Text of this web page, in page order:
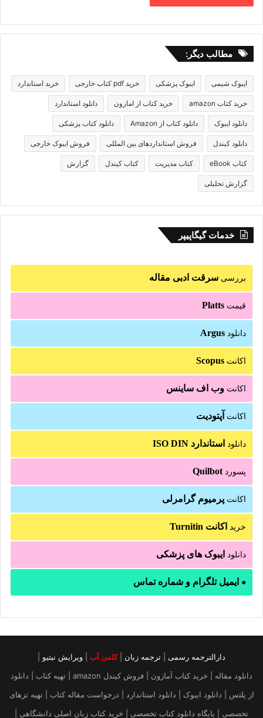
مطالب دیگر:
ایبوک شیمی ایبوک پزشکی خرید pdf کتاب خارجی خرید استاندارد
خرید کتاب amazon خرید کتاب از امازون دانلود استاندارد
دانلود ایبوک دانلود کتاب از Amazon دانلود کتاب پزشکی
دانلود کیندل فروش استانداردهای بین المللی فروش ایبوک خارجی
کتاب eBook کتاب مدیریت کتاب کیندل گزارش
گزارش تحلیلی
خدمات گیگاپیپر
بررسی سرقت ادبی مقاله
قیمت Platts
دانلود Argus
اکانت Scopus
اکانت وب اف ساینس
اکانت آپتودیت
دانلود استاندارد ISO DIN
پسورد Quilbot
اکانت پرمیوم گرامرلی
خرید اکانت Turnitin
دانلود ایبوک های پزشکی
● ایمیل تلگرام و شماره تماس
دارالترجمه رسمی ترجمه زبان |کلمن آب ویرایش نیتیو
دانلود مقاله | خرید کتاب آمازون | فروش کیندل amazon | تهیه کتاب | دانلود
از پلتس | دانلود ایبوک | دانلود استاندارد | درخواست مقاله کتاب | تهیه تزهای
تخصصی | پایگاه دانلود کتاب تخصصی | خرید کتاب زبان اصلی دانشگاهی |